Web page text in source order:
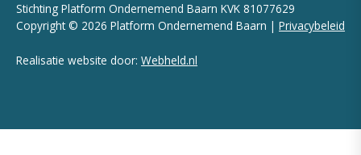
Stichting Platform Ondernemend Baarn KVK 81077629
Copyright © 2026 Platform Ondernemend Baarn | Privacybeleid
Realisatie website door: Webheld.nl